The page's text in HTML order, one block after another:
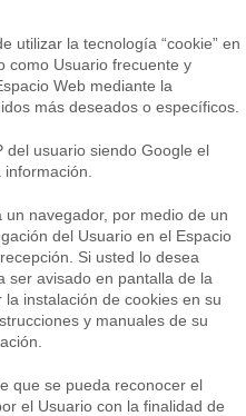
utilizar la tecnología “cookie” en
como Usuario frecuente y
Web mediante la
más deseados o específicos.
del usuario siendo Google el
navegador, por medio de un
del Usuario en el Espacio
Si usted lo desea
ser avisado en pantalla de la
instalación de cookies en su
y manuales de su
que se pueda reconocer el
el Usuario con la finalidad de